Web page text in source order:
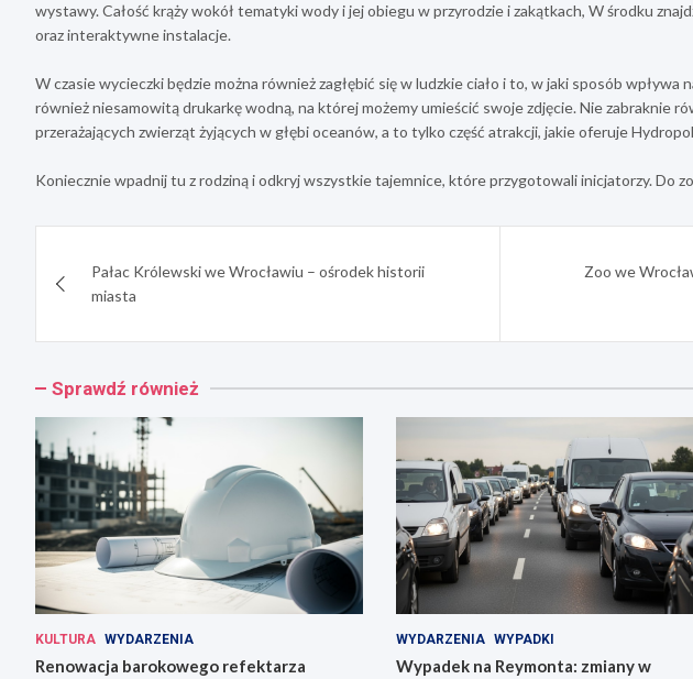
wystawy. Całość krąży wokół tematyki wody i jej obiegu w przyrodzie i zakątkach, W środku
oraz interaktywne instalacje.
W czasie wycieczki będzie można również zagłębić się w ludzkie ciało i to, w jaki sposób wpływa
również niesamowitą drukarkę wodną, na której możemy umieścić swoje zdjęcie. Nie zabraknie
przerażających zwierząt żyjących w głębi oceanów, a to tylko część atrakcji, jakie oferuje
Koniecznie wpadnij tu z rodziną i odkryj wszystkie tajemnice, które przygotowali inicjatorzy. Do
wpisuPałac Królewski we Wrocławiu – ośrodek historii
miasta
Zoo we
Sprawdź również
KULTURA WYDARZENIA
Renowacja barokowego refektarza
WYDARZENIA WYPADKI
Wypadek na Reymonta: zmiany w